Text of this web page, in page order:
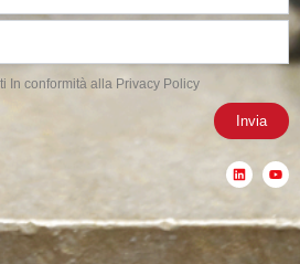
In conformità alla Privacy Policy
Invia
L
i
n
e
d
i
Y
o
u
u
b